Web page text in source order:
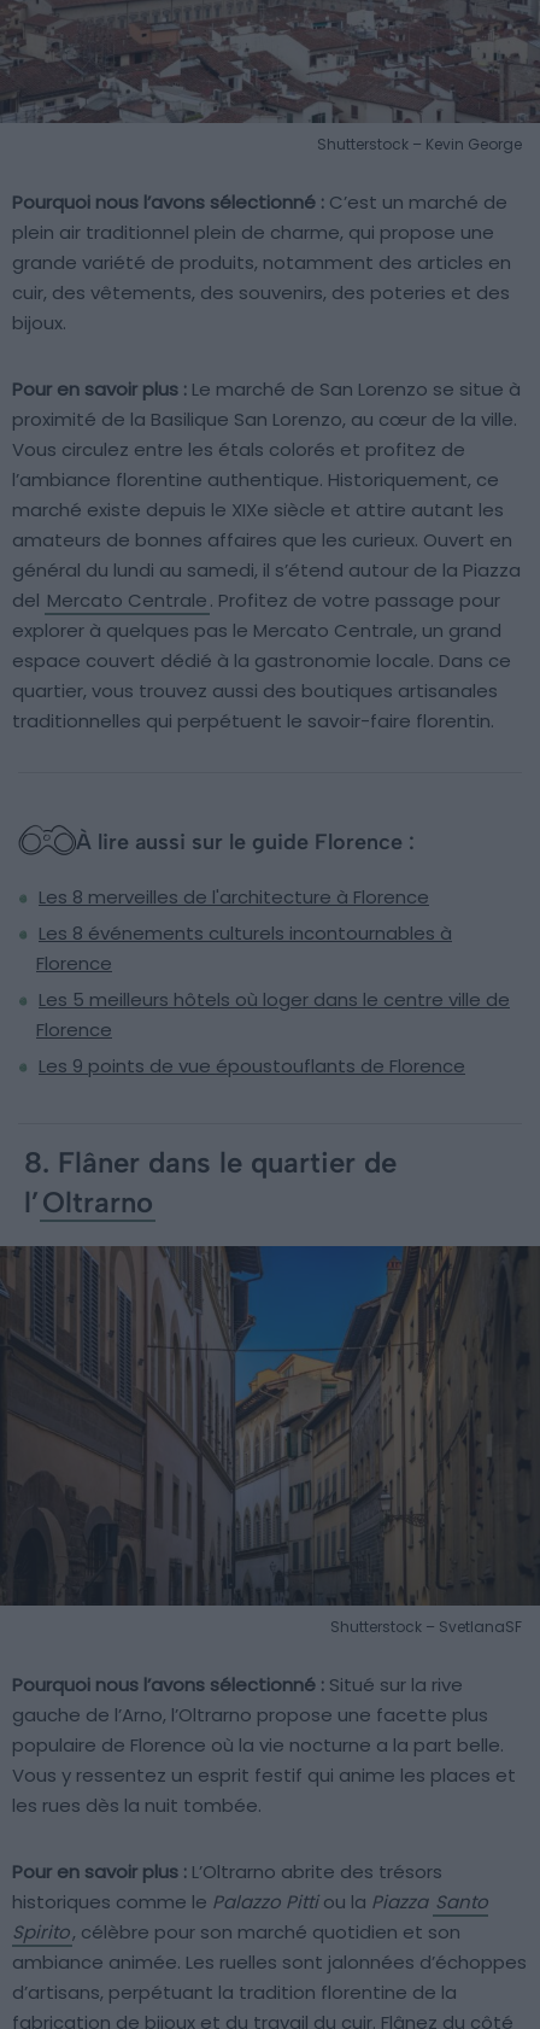
Shutterstock – Kevin George
Pourquoi nous l’avons sélectionné : C’est un marché de
plein air traditionnel plein de charme, qui propose une
grande variété de produits, notamment des articles en
cuir, des vêtements, des souvenirs, des poteries et des
bijoux.
Pour en savoir plus : Le marché de San Lorenzo se situe à
proximité de la Basilique San Lorenzo, au cœur de la ville.
Vous circulez entre les étals colorés et profitez de
l’ambiance florentine authentique. Historiquement, ce
marché existe depuis le XIXe siècle et attire autant les
amateurs de bonnes affaires que les curieux. Ouvert en
général du lundi au samedi, il s’étend autour de la Piazza
del Mercato Centrale. Profitez de votre passage pour
explorer à quelques pas le Mercato Centrale, un grand
espace couvert dédié à la gastronomie locale. Dans ce
quartier, vous trouvez aussi des boutiques artisanales
traditionnelles qui perpétuent le savoir-faire florentin.
À lire aussi sur le guide Florence :
Les 8 merveilles de l'architecture à Florence
Les 8 événements culturels incontournables à
Florence
Les 5 meilleurs hôtels où loger dans le centre ville de
Florence
Les 9 points de vue époustouflants de Florence
8. Flâner dans le quartier de
l’Oltrarno
Shutterstock – SvetlanaSF
Pourquoi nous l’avons sélectionné : Situé sur la rive
gauche de l’Arno, l’Oltrarno propose une facette plus
populaire de Florence où la vie nocturne a la part belle.
Vous y ressentez un esprit festif qui anime les places et
les rues dès la nuit tombée.
Pour en savoir plus : L’Oltrarno abrite des trésors
historiques comme le Palazzo Pittiou la Piazza Santo
Spirito, célèbre pour son marché quotidien et son
ambiance animée. Les ruelles sont jalonnées d’échoppes
d’artisans, perpétuant la tradition florentine de la
fabrication de bijoux et du travail du cuir. Flânez du côté